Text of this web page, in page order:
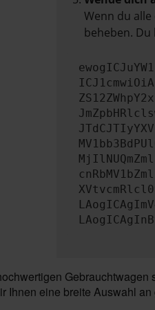
Wenn du
beheben.
Ihnen eine breite Auswahl